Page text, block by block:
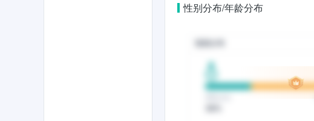
性别分布/年龄分布